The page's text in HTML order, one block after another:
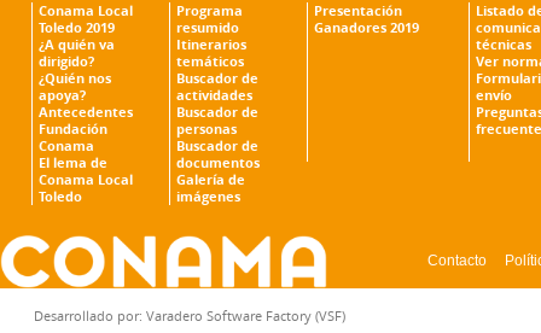
Conama Local
Toledo 2019
¿A quién va
dirigido?
¿Quién nos
apoya?
Antecedentes
Fundación
Conama
El lema de
Conama Local
Toledo
Programa
resumido
Itinerarios
temáticos
Buscador de
actividades
Buscador de
personas
Buscador de
documentos
Galería de
imágenes
Presentación
Ganadores 2019
Listado
técnicas
Ver
envío
Contacto
Desarrollado por: Varadero Software Factory (VSF)
CONFIGURACIÓN DE COOKIES